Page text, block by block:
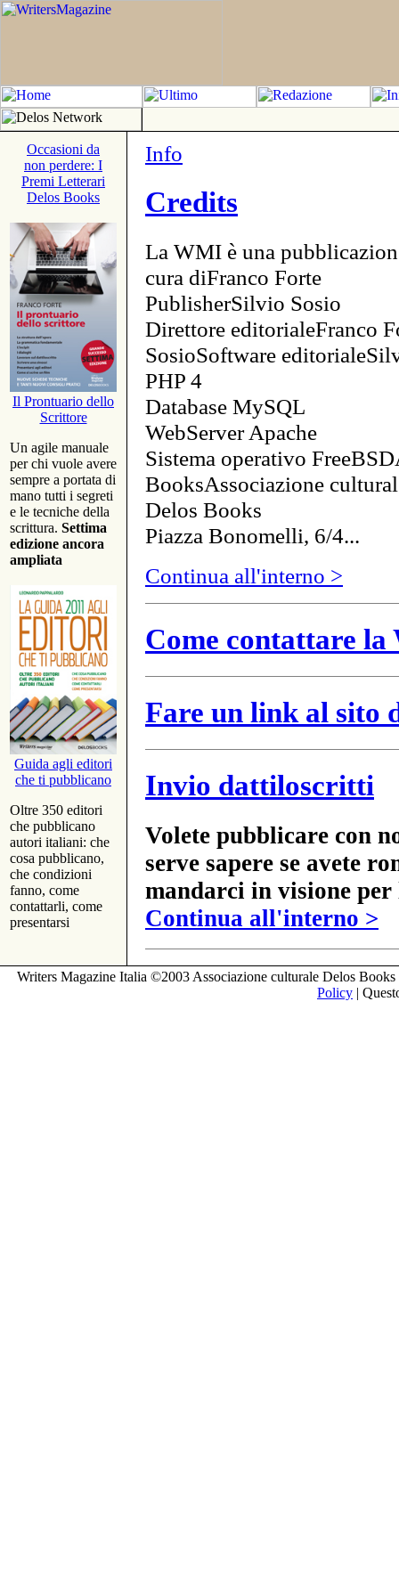
Occasioni da
non perdere: I
Premi Letterari
Delos Books
Il Prontuario dello
Scrittore
Un agile manuale
per chi vuole avere
sempre a portata di
mano tutti i segreti
e le tecniche della
scrittura. Settima
edizione ancora
ampliata
Guida agli editori
che ti pubblicano
Oltre 350 editori
che pubblicano
autori italiani: che
cosa pubblicano,
che condizioni
fanno, come
contattarli, come
presentarsi
Info
Credits
La WMI è una
cura diFranco Forte
PublisherSilvio Sosio
Direttore editorialeFranco
SosioSoftware
PHP 4
Database MySQL
WebServer Apache
Sistema operativo
BooksAssociazione
Delos Books
Piazza Bonomelli, 6/4...
Continua all'interno >
Come contattare
Fare un link al sito
Invio dattiloscritti
Volete pubblicare con
serve sapere se avete
mandarci in visione
Continua all'interno >
Writers Magazine Italia ©2003 Associazione culturale Delos
Policy |